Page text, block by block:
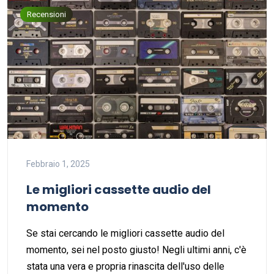
Recensioni
Febbraio 1, 2025
Le migliori cassette audio del
momento
Se stai cercando le migliori cassette audio del
momento, sei nel posto giusto! Negli ultimi anni, c'è
stata una vera e propria rinascita dell'uso delle